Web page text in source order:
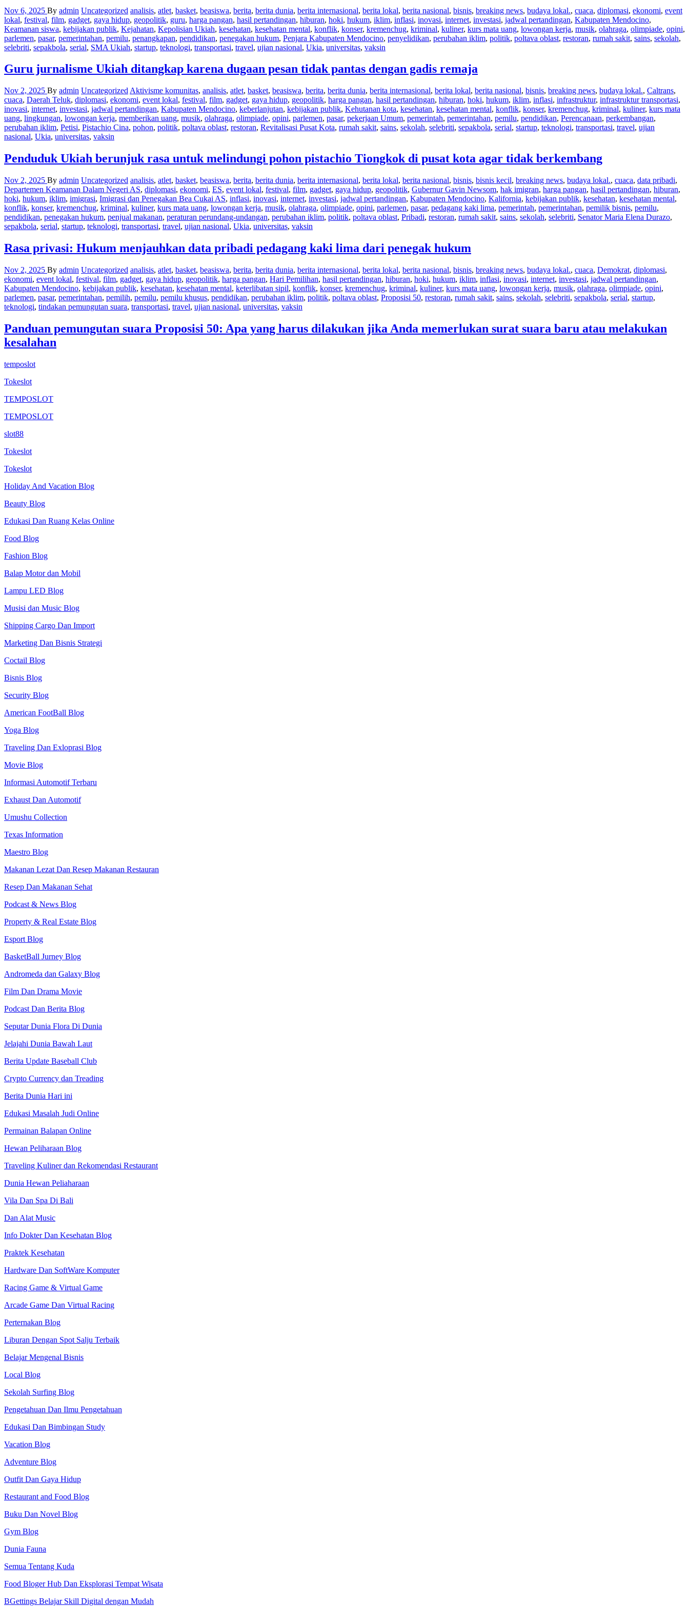
Nov 6, 2025 By admin Uncategorized analisis, atlet, basket, beasiswa, berita, berita dunia, berita internasional, berita lokal, berita nasional, bisnis, breaking news, budaya lokal., cuaca, diplomasi, ekonomi, event
lokal, festival, film, gadget, gaya hidup, geopolitik, guru, harga pangan, hasil pertandingan, hiburan, hoki, hukum, iklim, inflasi, inovasi, internet, investasi, jadwal pertandingan, Kabupaten Mendocino,
Keamanan siswa, kebijakan publik, Kejahatan, Kepolisian Ukiah, kesehatan, kesehatan mental, konflik, konser, kremenchug, kriminal, kuliner, kurs mata uang, lowongan kerja, musik, olahraga, olimpiade, opini,
parlemen, pasar, pemerintahan, pemilu, penangkapan, pendidikan, penegakan hukum, Penjara Kabupaten Mendocino, penyelidikan, perubahan iklim, politik, poltava oblast, restoran, rumah sakit, sains, sekolah,
selebriti, sepakbola, serial, SMA Ukiah, startup, teknologi, transportasi, travel, ujian nasional, Ukia, universitas, vaksin
Guru jurnalisme Ukiah ditangkap karena dugaan pesan tidak pantas dengan gadis remaja
Nov 2, 2025 By admin Uncategorized Aktivisme komunitas, analisis, atlet, basket, beasiswa, berita, berita dunia, berita internasional, berita lokal, berita nasional, bisnis, breaking news, budaya lokal., Caltrans,
cuaca, Daerah Teluk, diplomasi, ekonomi, event lokal, festival, film, gadget, gaya hidup, geopolitik, harga pangan, hasil pertandingan, hiburan, hoki, hukum, iklim, inflasi, infrastruktur, infrastruktur transportasi,
inovasi, internet, investasi, jadwal pertandingan, Kabupaten Mendocino, keberlanjutan, kebijakan publik, Kehutanan kota, kesehatan, kesehatan mental, konflik, konser, kremenchug, kriminal, kuliner, kurs mata
uang, lingkungan, lowongan kerja, memberikan uang, musik, olahraga, olimpiade, opini, parlemen, pasar, pekerjaan Umum, pemerintah, pemerintahan, pemilu, pendidikan, Perencanaan, perkembangan,
perubahan iklim, Petisi, Pistachio Cina, pohon, politik, poltava oblast, restoran, Revitalisasi Pusat Kota, rumah sakit, sains, sekolah, selebriti, sepakbola, serial, startup, teknologi, transportasi, travel, ujian
nasional, Ukia, universitas, vaksin
Penduduk Ukiah berunjuk rasa untuk melindungi pohon pistachio Tiongkok di pusat kota agar tidak berkembang
Nov 2, 2025 By admin Uncategorized analisis, atlet, basket, beasiswa, berita, berita dunia, berita internasional, berita lokal, berita nasional, bisnis, bisnis kecil, breaking news, budaya lokal., cuaca, data pribadi,
Departemen Keamanan Dalam Negeri AS, diplomasi, ekonomi, ES, event lokal, festival, film, gadget, gaya hidup, geopolitik, Gubernur Gavin Newsom, hak imigran, harga pangan, hasil pertandingan, hiburan,
hoki, hukum, iklim, imigrasi, Imigrasi dan Penegakan Bea Cukai AS, inflasi, inovasi, internet, investasi, jadwal pertandingan, Kabupaten Mendocino, Kalifornia, kebijakan publik, kesehatan, kesehatan mental,
konflik, konser, kremenchug, kriminal, kuliner, kurs mata uang, lowongan kerja, musik, olahraga, olimpiade, opini, parlemen, pasar, pedagang kaki lima, pemerintah, pemerintahan, pemilik bisnis, pemilu,
pendidikan, penegakan hukum, penjual makanan, peraturan perundang-undangan, perubahan iklim, politik, poltava oblast, Pribadi, restoran, rumah sakit, sains, sekolah, selebriti, Senator Maria Elena Durazo,
sepakbola, serial, startup, teknologi, transportasi, travel, ujian nasional, Ukia, universitas, vaksin
Rasa privasi: Hukum menjauhkan data pribadi pedagang kaki lima dari penegak hukum
Nov 2, 2025 By admin Uncategorized analisis, atlet, basket, beasiswa, berita, berita dunia, berita internasional, berita lokal, berita nasional, bisnis, breaking news, budaya lokal., cuaca, Demokrat, diplomasi,
ekonomi, event lokal, festival, film, gadget, gaya hidup, geopolitik, harga pangan, Hari Pemilihan, hasil pertandingan, hiburan, hoki, hukum, iklim, inflasi, inovasi, internet, investasi, jadwal pertandingan,
Kabupaten Mendocino, kebijakan publik, kesehatan, kesehatan mental, keterlibatan sipil, konflik, konser, kremenchug, kriminal, kuliner, kurs mata uang, lowongan kerja, musik, olahraga, olimpiade, opini,
parlemen, pasar, pemerintahan, pemilih, pemilu, pemilu khusus, pendidikan, perubahan iklim, politik, poltava oblast, Proposisi 50, restoran, rumah sakit, sains, sekolah, selebriti, sepakbola, serial, startup,
teknologi, tindakan pemungutan suara, transportasi, travel, ujian nasional, universitas, vaksin
Panduan pemungutan suara Proposisi 50: Apa yang harus dilakukan jika Anda memerlukan surat suara baru atau melakukan
kesalahan
temposlot
Tokeslot
TEMPOSLOT
TEMPOSLOT
slot88
Tokeslot
Tokeslot
Holiday And Vacation Blog
Beauty Blog
Edukasi Dan Ruang Kelas Online
Food Blog
Fashion Blog
Balap Motor dan Mobil
Lampu LED Blog
Musisi dan Music Blog
Shipping Cargo Dan Import
Marketing Dan Bisnis Strategi
Coctail Blog
Bisnis Blog
Security Blog
American FootBall Blog
Yoga Blog
Traveling Dan Exloprasi Blog
Movie Blog
Informasi Automotif Terbaru
Exhaust Dan Automotif
Umushu Collection
Texas Information
Maestro Blog
Makanan Lezat Dan Resep Makanan Restauran
Resep Dan Makanan Sehat
Podcast & News Blog
Property & Real Estate Blog
Esport Blog
BasketBall Jurney Blog
Andromeda dan Galaxy Blog
Film Dan Drama Movie
Podcast Dan Berita Blog
Seputar Dunia Flora Di Dunia
Jelajahi Dunia Bawah Laut
Berita Update Baseball Club
Crypto Currency dan Treading
Berita Dunia Hari ini
Edukasi Masalah Judi Online
Permainan Balapan Online
Hewan Peliharaan Blog
Traveling Kuliner dan Rekomendasi Restaurant
Dunia Hewan Peliaharaan
Vila Dan Spa Di Bali
Dan Alat Music
Info Dokter Dan Kesehatan Blog
Praktek Kesehatan
Hardware Dan SoftWare Komputer
Racing Game & Virtual Game
Arcade Game Dan Virtual Racing
Perternakan Blog
Liburan Dengan Spot Salju Terbaik
Belajar Mengenal Bisnis
Local Blog
Sekolah Surfing Blog
Pengetahuan Dan Ilmu Pengetahuan
Edukasi Dan Bimbingan Study
Vacation Blog
Adventure Blog
Outfit Dan Gaya Hidup
Restaurant and Food Blog
Buku Dan Novel Blog
Gym Blog
Dunia Fauna
Semua Tentang Kuda
Food Bloger Hub Dan Eksplorasi Tempat Wisata
BGettings Belajar Skill Digital dengan Mudah